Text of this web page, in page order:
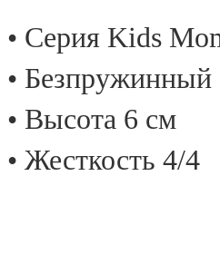
• Cерия Kids
• Безпружинный
• Высота 6 см
• Жесткость 4/4